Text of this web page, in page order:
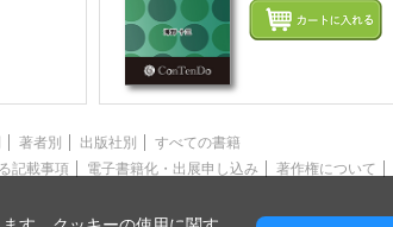
まとめてカートにいれる
著者別 出版社別
すべての書籍
記載事項 電子書籍化・出展申し込み 著作権について